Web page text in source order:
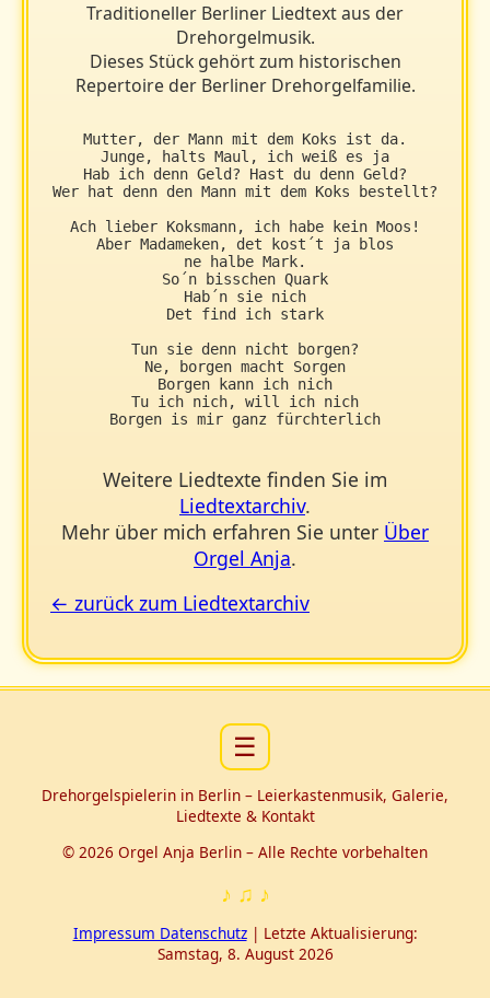
Traditioneller Berliner Liedtext aus der
Drehorgelmusik.
Dieses Stück gehört zum historischen
Repertoire der Berliner Drehorgelfamilie.
Mutter, der Mann mit dem Koks ist da.
Junge, halts Maul, ich weiß es ja
Hab ich denn Geld? Hast du denn Geld?
Wer hat denn den Mann mit dem Koks bestellt?
Ach lieber Koksmann, ich habe kein Moos!
Aber Madameken, det kost´t ja blos
ne halbe Mark.
So´n bisschen Quark
Hab´n sie nich
Det find ich stark
Tun sie denn nicht borgen?
Ne, borgen macht Sorgen
Borgen kann ich nich
Tu ich nich, will ich nich
Borgen is mir ganz fürchterlich
Weitere Liedtexte finden Sie im
Liedtextarchiv.
Mehr über mich erfahren Sie unter Über
Orgel Anja.
← zurück zum Liedtextarchiv
☰
Drehorgelspielerin in Berlin – Leierkastenmusik, Galerie,
Liedtexte & Kontakt
© 2026 Orgel Anja Berlin – Alle Rechte vorbehalten
♪ ♫ ♪
Impressum Datenschutz| Letzte Aktualisierung:
Samstag, 8. August 2026